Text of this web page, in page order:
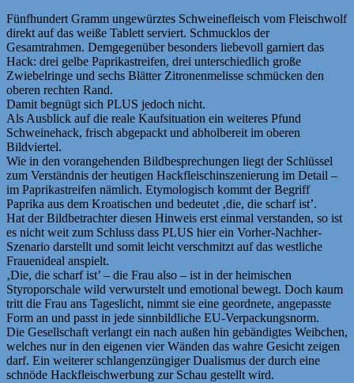
Fünfhundert Gramm ungewürztes Schweinefleisch vom Fleischwolf
direkt auf das weiße Tablett serviert. Schmucklos der
Gesamtrahmen. Demgegenüber besonders liebevoll garniert das
Hack: drei gelbe Paprikastreifen, drei unterschiedlich große
Zwiebelringe und sechs Blätter Zitronenmelisse schmücken den
oberen rechten Rand.
Damit begnügt sich PLUS jedoch nicht.
Als Ausblick auf die reale Kaufsituation ein weiteres Pfund
Schweinehack, frisch abgepackt und abholbereit im oberen
Bildviertel.
Wie in den vorangehenden Bildbesprechungen liegt der Schlüssel
zum Verständnis der heutigen Hackfleischinszenierung im Detail –
im Paprikastreifen nämlich. Etymologisch kommt der Begriff
Paprika aus dem Kroatischen und bedeutet ‚die, die scharf ist’.
Hat der Bildbetrachter diesen Hinweis erst einmal verstanden, so ist
es nicht weit zum Schluss dass PLUS hier ein Vorher-Nachher-
Szenario darstellt und somit leicht verschmitzt auf das westliche
Frauenideal anspielt.
‚Die, die scharf ist’ – die Frau also – ist in der heimischen
Styroporschale wild verwurstelt und emotional bewegt. Doch kaum
tritt die Frau ans Tageslicht, nimmt sie eine geordnete, angepasste
Form an und passt in jede sinnbildliche EU-Verpackungsnorm.
Die Gesellschaft verlangt ein nach außen hin gebändigtes Weibchen,
welches nur in den eigenen vier Wänden das wahre Gesicht zeigen
darf. Ein weiterer schlangenzüngiger Dualismus der durch eine
schnöde Hackfleischwerbung zur Schau gestellt wird.